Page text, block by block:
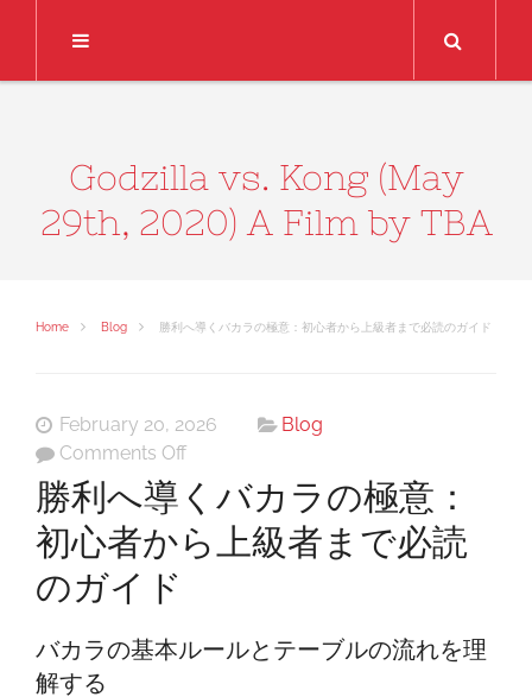
Godzilla vs. Kong (May
29th, 2020) A Film by TBA
Home Blog 勝利へ導くバカラの極意：初心者から上級者まで必読のガイド
February 20, 2026
Blog
Comments Offon
勝
利
へ
導
カ
勝利へ導くバカラの極意：
初心者から上級者まで必読
のガイド
バカラの基本ルールとテーブルの流れを理
解する